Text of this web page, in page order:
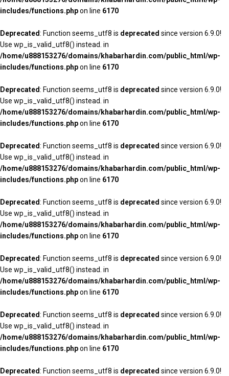
includes/functions.phpon line 6170
Deprecated: Function seems_utf8 is deprecated since version 6.9.0!
Use wp_is_valid_utf8() instead. in
/home/u888153276/domains/khabarhardin.com/public_html/wp-
includes/functions.phpon line 6170
Deprecated: Function seems_utf8 is deprecated since version 6.9.0!
Use wp_is_valid_utf8() instead. in
/home/u888153276/domains/khabarhardin.com/public_html/wp-
includes/functions.phpon line 6170
Deprecated: Function seems_utf8 is deprecated since version 6.9.0!
Use wp_is_valid_utf8() instead. in
/home/u888153276/domains/khabarhardin.com/public_html/wp-
includes/functions.phpon line 6170
Deprecated: Function seems_utf8 is deprecated since version 6.9.0!
Use wp_is_valid_utf8() instead. in
/home/u888153276/domains/khabarhardin.com/public_html/wp-
includes/functions.phpon line 6170
Deprecated: Function seems_utf8 is deprecated since version 6.9.0!
Use wp_is_valid_utf8() instead. in
/home/u888153276/domains/khabarhardin.com/public_html/wp-
includes/functions.phpon line 6170
Deprecated: Function seems_utf8 is deprecated since version 6.9.0!
Use wp_is_valid_utf8() instead. in
/home/u888153276/domains/khabarhardin.com/public_html/wp-
includes/functions.phpon line 6170
Deprecated: Function seems_utf8 is deprecated since version 6.9.0!